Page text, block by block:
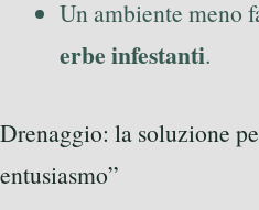
Un ambiente meno
erbe infestanti.
Drenaggio: la soluzione
entusiasmo”